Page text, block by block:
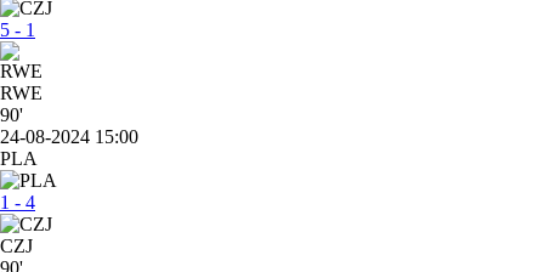
5 - 1
RWE
90'
24-08-2024 15:00
PLA
1 - 4
CZJ